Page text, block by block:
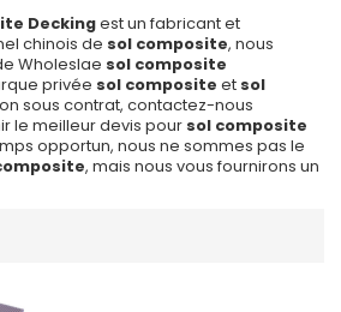
Deckingest un fabricant et
chinois de sol composite, nous
Wholeslae sol composite
privée sol composite et sol
sous contrat, contactez-nous
le meilleur devis pour sol composite
opportun, nous ne sommes pas le
, mais nous vous fournirons un